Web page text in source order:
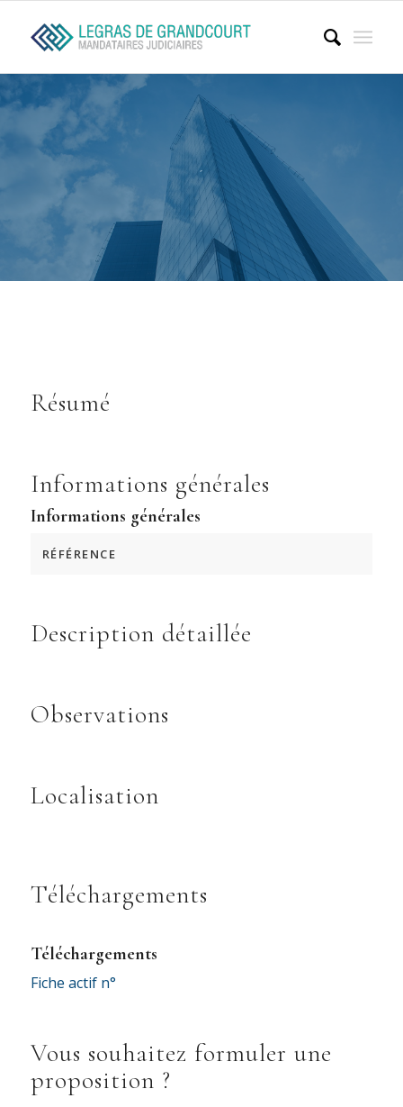
-
Résumé
Informations générales
Informations générales
RÉFÉRENCE
Description détaillée
Observations
Localisation
Téléchargements
Téléchargements
Fiche actif n°
Vous souhaitez formuler une
proposition ?